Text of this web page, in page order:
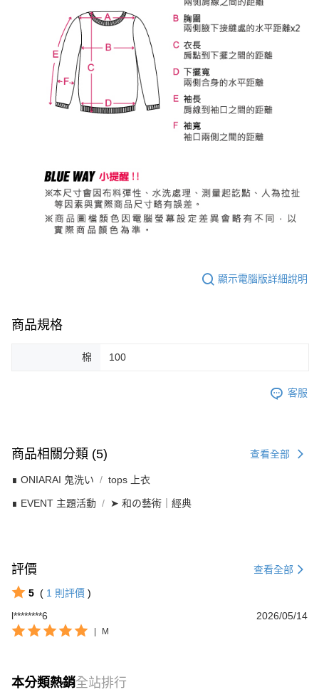
顯示電腦版詳細說明
商品規格
棉 100
客服
商品相關分類 (5) 查看全部
∎ ONIARAI 鬼洗い tops 上衣
∎ EVENT 主題活動 ➤ 和の藝術｜經典
評價 查看全部
5 ( 1 則評價 )
l********6
2026/05/14
| M
本分類熱銷全站排行